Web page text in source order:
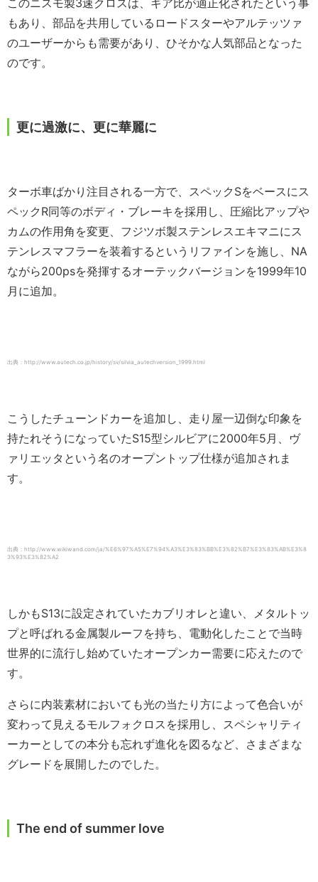
もあり、部品を共用しているロードスターやアルテッツァ
のユーザーからも需要があり、ひそかな人気部品となった
のです。
更に過激に、更に華麗に
ターボ車ばかり注目される一方で、スペックSをベースにス
ペックR同等のボディ・ブレーキを採用し、圧縮比アップや
カムの作用角を変更、フジツボ製ステンレスエキマニにス
テンレスマフラーを装着するというリファインを施し、NA
ながら200psを発揮するオーテックバージョンを1999年10
月に追加。
出典：http://www.autech.co.jp/history/sv/silvia_autechversion_1999.html
こうしたチューンドカーを追加し、走り屋一辺倒な印象を
持たれそうになっていたS15型シルビアに2000年5月、ヴ
ァリエッタという名のオープントップ仕様が追加されま
す。
出典：http://www.wikiwand.com/ja/%E6%97%A5%E7%94%A3%E3%83%BB%E3%82%B7%E3%83%AB%E3%8
3%93%E3%82%A2
しかもS13に設定されていたカブリオレと違い、メタルトッ
プと呼ばれる金属製ルーフを持ち、電動化したことで当時
世界的に流行し始めていたオープンカー需要に応えたので
す。
さらに内装素材においても光の当たり方によって色合いが
変わって見えるモルフォクロスを採用し、スペシャリティ
ーカーとしての本分も忘れず進化を図るなど、さまざまな
グレードを展開したのでした。
The end of summer love